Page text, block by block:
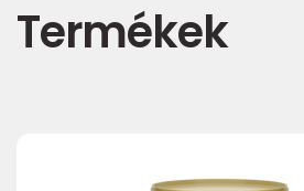
Termékek